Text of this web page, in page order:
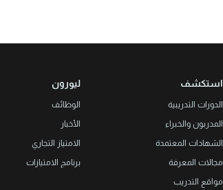
استكشف
الدورات التدريبية
المدربون والخبراء
الشهادات المعتمدة
مجالات المعرفة
مواقع التدريب
ليورون
الوظائف
الأخبار
الامتياز التجاري
برنامج الامتيازات